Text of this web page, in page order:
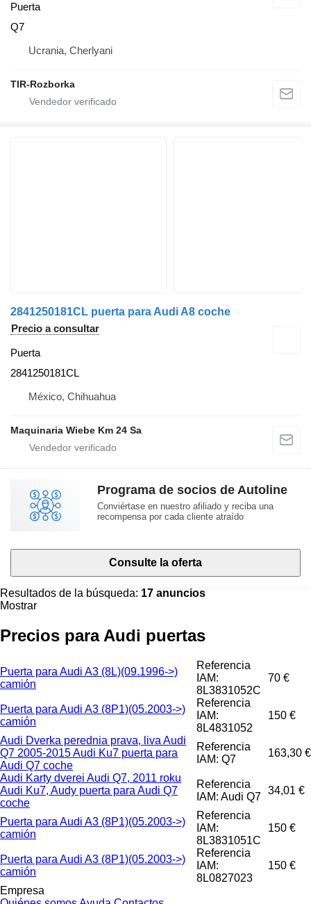
Puerta
Q7
Ucrania, Cherlyani
TIR-Rozborka
2841250181CL puerta para Audi A8 coche
Precio a consultar
Puerta
2841250181CL
México, Chihuahua
Maquinaria Wiebe Km 24 Sa
Programa de socios de Autoline
Conviértase en nuestro afiliado y reciba una
recompensa por cada cliente atraído
Consulte la oferta
Resultados de la búsqueda: 17 anuncios
Mostrar
Precios para Audi puertas
Puerta para Audi A3 (8L)(09.1996->)
camión
Referencia
IAM:
8L3831052C
70 €
Puerta para Audi A3 (8P1)(05.2003->)
camión
Referencia
IAM:
8L4831052
150 €
Audi Dverka perednia prava, liva Audi
Q7 2005-2015 Audi Ku7 puerta para
Audi Q7 coche
Referencia
IAM: Q7
163,30 €
Audi Karty dverei Audi Q7, 2011 roku
Audi Ku7, Audy puerta para Audi Q7
coche
Referencia
IAM: Audi Q7
34,01 €
Puerta para Audi A3 (8P1)(05.2003->)
camión
Referencia
IAM:
8L3831051C
150 €
Puerta para Audi A3 (8P1)(05.2003->)
camión
Referencia
IAM:
8L0827023
150 €
Empresa